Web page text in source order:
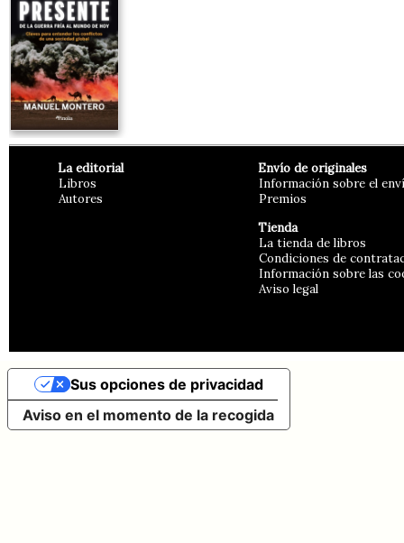
La editorial
Libros
Autores
Envío de originales
Información sobre el
Premios
Tienda
La tienda de libros
Condiciones de
Información sobre las
Aviso legal
Aviso en el momento de la recogida
Sus opciones de privacidad